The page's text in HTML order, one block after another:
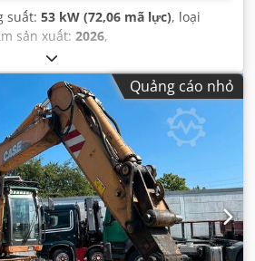
suất: 53 kW (72,06 mã lực), loại
sản xuất: 2026,
Quảng cáo nhỏ